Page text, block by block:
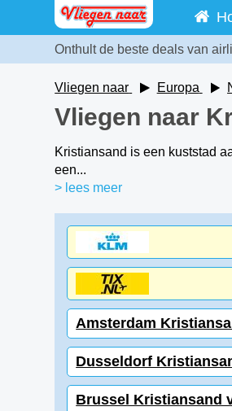
Onthult de beste deals van
Vliegen naar Europa
Vliegen naar
Kristiansand is een kuststad
een...
> lees meer
Amsterdam
Dusseldorf
Brussel Kristiansand